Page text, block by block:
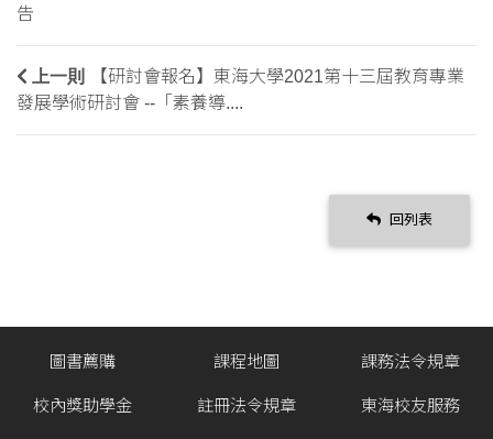
告
上一則
【研討會報名】東海大學2021第十三屆教育專業
發展學術研討會 --「素養導....
回列表
圖書薦購
校內獎助學金
課程地圖
註冊法令規章
課務法令規章
東海校友服務